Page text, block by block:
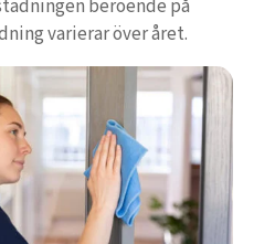
beroende på
varierar över året.